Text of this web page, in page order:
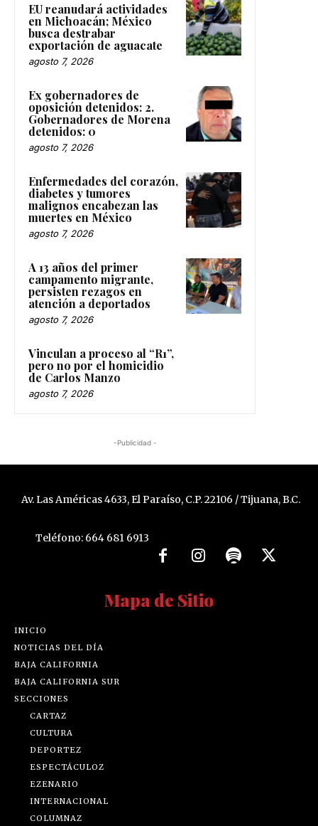
EU reanudará actividades
en Michoacán; México
busca destrabar
exportación de aguacate
agosto 7, 2026
Ex gobernadores de
oposición detenidos: 2.
Gobernadores de Morena
detenidos: 0
agosto 7, 2026
Enfermedades del corazón,
diabetes y tumores
malignos encabezan las
muertes en México
agosto 7, 2026
A 13 años del primer
campamento migrante,
persisten rezagos en
atención a deportados
agosto 7, 2026
Vinculan a proceso al “R1”,
pero no por el homicidio
de Carlos Manzo
agosto 7, 2026
-Publicidad -
Av. Las Américas 4633, El Paraíso, C.P. 22106 / Tijuana, B.C.
Teléfono: 664 681 6913
Mapa de Sitio
INICIO
NOTICIAS DEL DÍA
BAJA CALIFORNIA
BAJA CALIFORNIA SUR
SECCIONES
CARTAZ
CULTURA
DEPORTEZ
ESPECTÁCULOZ
EZENARIO
INTERNACIONAL
COLUMNAZ